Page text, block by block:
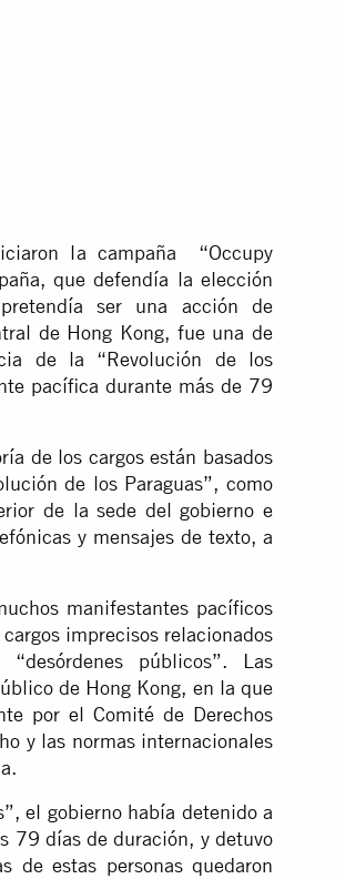
la campaña “Occupy
que defendía la elección
ser una acción de
de Hong Kong, fue una de
de la “Revolución de los
pacífica durante más de 79
de los cargos están basados
de los Paraguas”, como
de la sede del gobierno e
y mensajes de texto, a
manifestantes pacíficos
imprecisos relacionados
públicos”. Las
de Hong Kong, en la que
por el Comité de Derechos
y las normas internacionales
el gobierno había detenido a
79 días de duración, y detuvo
de estas personas quedaron